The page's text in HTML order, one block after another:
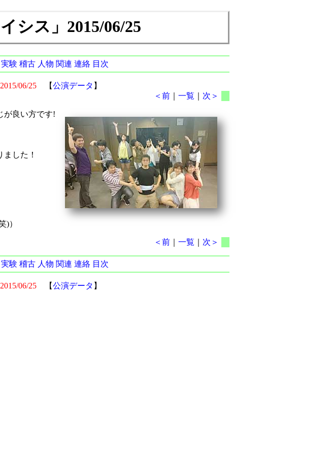
シス」2015/06/25
実験 稽古 人物 関連 連絡 目次
2015/06/25【公演データ 】
＜前 ｜一覧 次＞
が良い方です!
した！
)）
＜前 ｜一覧 次＞
実験 稽古 人物 関連 連絡 目次
2015/06/25【公演データ 】